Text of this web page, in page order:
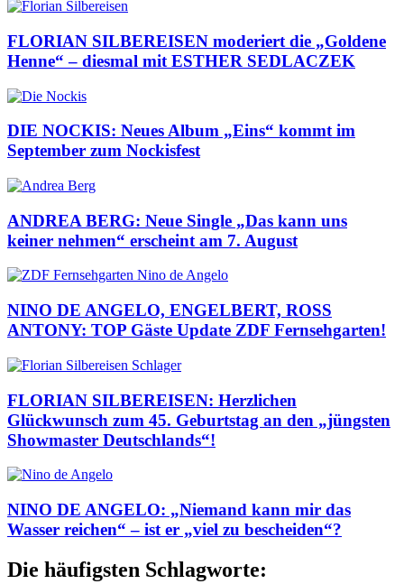
FLORIAN SILBEREISEN moderiert die „Goldene
Henne“ – diesmal mit ESTHER SEDLACZEK
DIE NOCKIS: Neues Album „Eins“ kommt im
September zum Nockisfest
ANDREA BERG: Neue Single „Das kann uns
keiner nehmen“ erscheint am 7. August
NINO DE ANGELO, ENGELBERT, ROSS
ANTONY: TOP Gäste Update ZDF Fernsehgarten!
FLORIAN SILBEREISEN: Herzlichen
Glückwunsch zum 45. Geburtstag an den „jüngsten
Showmaster Deutschlands“!
NINO DE ANGELO: „Niemand kann mir das
Wasser reichen“ – ist er „viel zu bescheiden“?
Die häufigsten Schlagworte: